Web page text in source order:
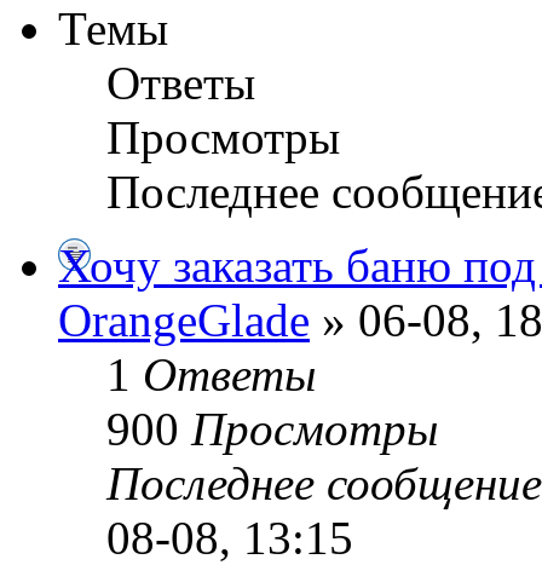
Темы
Ответы
Просмотры
Последнее
Хочу заказать баню
OrangeGlade » 06-08,
1 Ответы
900 Просмотры
Последнее
08-08, 13:15